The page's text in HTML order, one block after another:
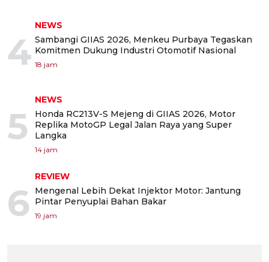
4
NEWS
Sambangi GIIAS 2026, Menkeu Purbaya Tegaskan
Komitmen Dukung Industri Otomotif Nasional
18 jam
5
NEWS
Honda RC213V-S Mejeng di GIIAS 2026, Motor
Replika MotoGP Legal Jalan Raya yang Super
Langka
14 jam
6
REVIEW
Mengenal Lebih Dekat Injektor Motor: Jantung
Pintar Penyuplai Bahan Bakar
19 jam